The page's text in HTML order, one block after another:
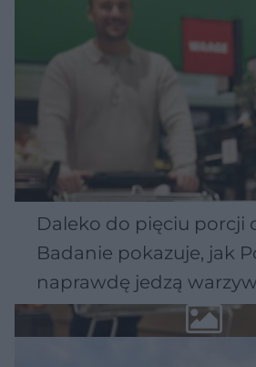
Daleko do pięciu porcji
Badanie pokazuje, jak
naprawdę jedzą